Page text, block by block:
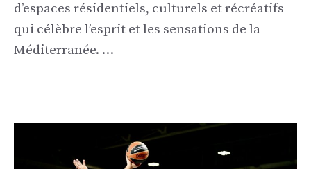
d’espaces résidentiels, culturels et récréatifs
qui célèbre l’esprit et les sensations de la
Méditerranée. …